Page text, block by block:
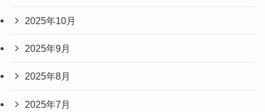
2025年10月
2025年9月
2025年8月
2025年7月